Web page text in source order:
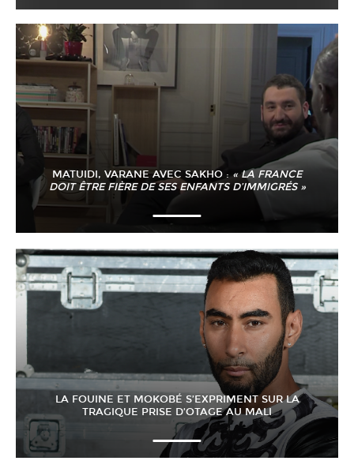
MATUIDI, VARANE AVEC SAKHO :« LA FRANCE
DOIT ÊTRE FIÈRE DE SES ENFANTS D’IMMIGRÉS »
LA FOUINE ET MOKOBÉ S’EXPRIMENT SUR LA
TRAGIQUE PRISE D’OTAGE AU MALI